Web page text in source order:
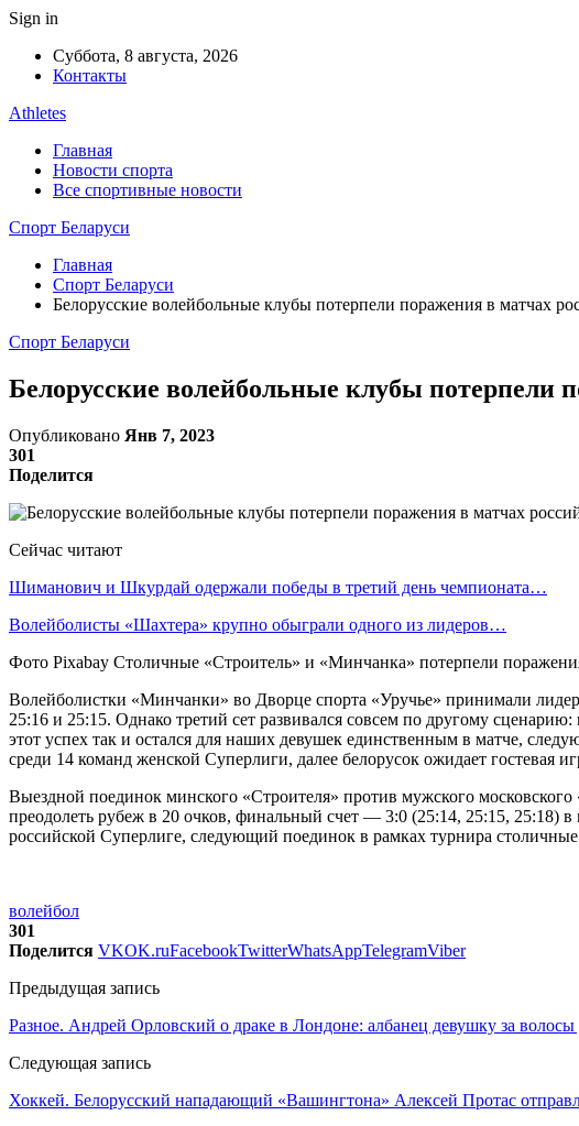
Sign in
Суббота, 8 августа, 2026
Контакты
Athletes
Главная
Новости спорта
Все спортивные новости
Спорт Беларуси
Главная
Спорт Беларуси
Белорусские волейбольные клубы потерпели поражения в матчах
Спорт Беларуси
Белорусские волейбольные клубы потерпели
Опубликовано Янв 7, 2023
301
Поделится
Сейчас читают
Шиманович и Шкурдай одержали победы в третий день чемпионата…
Волейболисты «Шахтера» крупно обыграли одного из лидеров…
Фото Pixabay Столичные «Строитель» и «Минчанка» потерпели
Волейболистки «Минчанки» во Дворце спорта «Уручье» принимали
25:16 и 25:15. Однако третий сет развивался совсем по другому
этот успех так и остался для наших девушек единственным в матче,
среди 14 команд женской Суперлиги, далее белорусок ожидает гостевая
Выездной поединок минского «Строителя» против мужского
преодолеть рубеж в 20 очков, финальный счет — 3:0 (25:14, 25:15, 25:18) в
российской Суперлиге, следующий поединок в рамках турнира
волейбол
301
Поделится VKOK.ruFacebookTwitterWhatsAppTelegramViber
Предыдущая запись
Разное. Андрей Орловский о драке в Лондоне: албанец девушку за
Следующая запись
Хоккей. Белорусский нападающий «Вашингтона» Алексей Протас